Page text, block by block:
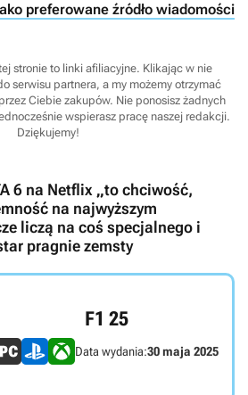
preferowane źródło wiadomości
stronie to linki afiliacyjne. Klikając w nie
serwisu partnera, a my możemy otrzymać
Ciebie zakupów. Nie ponosisz żadnych
wspierasz pracę naszej redakcji.
Dziękujemy!
6 na Netflix „to chciwość,
na najwyższym
liczą na coś specjalnego i
pragnie zemsty
F1 25
Data wydania:30 maja 2025